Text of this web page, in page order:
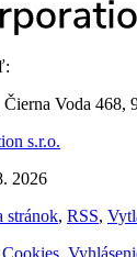
Voda 468,
s.r.o.
2026
stránok, RSS,